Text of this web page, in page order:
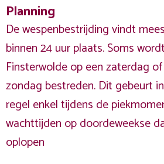
Planning
De wespenbestrijding vindt
binnen 24 uur plaats. Soms
Finsterwolde op een zaterdag of
zondag bestreden. Dit gebeurt
regel enkel tijdens de
wachttijden op doordeweekse
oplopen